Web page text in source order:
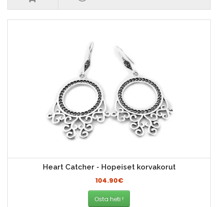
Heart Catcher - Hopeiset korvakorut
104.90€
Osta heti !